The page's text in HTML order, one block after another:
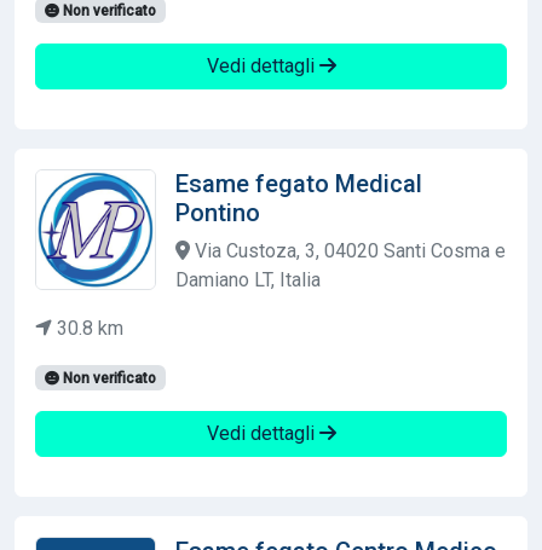
Non verificato
Vedi dettagli
Esame fegato Medical
Pontino
Via Custoza, 3, 04020 Santi Cosma e
Damiano LT, Italia
30.8 km
Non verificato
Vedi dettagli